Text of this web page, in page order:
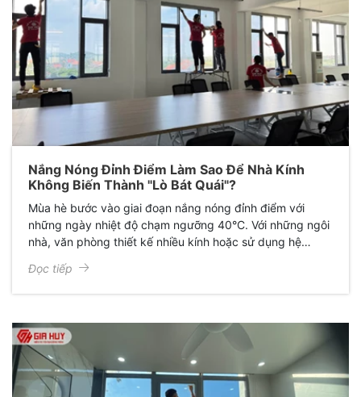
Nắng Nóng Đỉnh Điểm Làm Sao Để Nhà Kính
Không Biến Thành "Lò Bát Quái"?
Mùa hè bước vào giai đoạn nắng nóng đỉnh điểm với
những ngày nhiệt độ chạm ngưỡng 40°C. Với những ngôi
nhà, văn phòng thiết kế nhiều kính hoặc sử dụng hệ
một "lò bát quái". Ánh nắng chói chang, cái nóng hầm
hập không chỉ gây bức bối, mệt mỏi mà còn làm "ngốn"
Đọc tiếp